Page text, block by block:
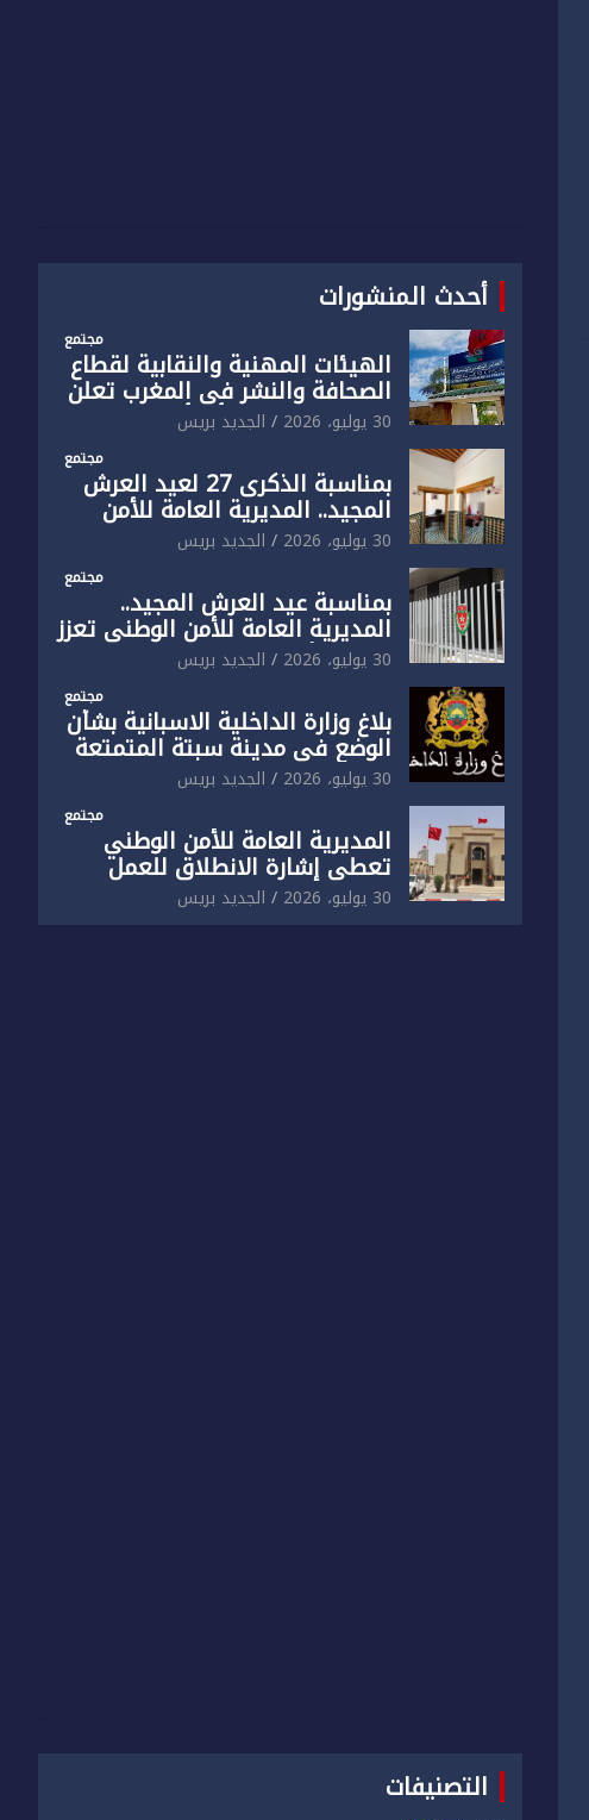
أحدث المنشورات
مجتمع
الهيئات المهنية والنقابية لقطاع
الصحافة والنشر في المغرب تعلن
رفضها القاطع لـ”أي أجندة انتخابية
مُعدة على مقاس سياسي
ومصلحي ضيق”
30 يوليو، 2026 الجديد بريس
مجتمع
بمناسبة الذكرى 27 لعيد العرش
المجيد.. المديرية العامة للأمن
الوطني تفتتح المقر الجديد لفرقة
الشرطة السياحية بفاس
30 يوليو، 2026 الجديد بريس
مجتمع
بمناسبة عيد العرش المجيد..
المديرية العامة للأمن الوطني تعزز
البنية الأمنية بالناظور بإحداث
فرقتين جديدتين
30 يوليو، 2026 الجديد بريس
مجتمع
بلاغ وزارة الداخلية الاسبانية بشأن
الوضع في مدينة سبتة المتمتعة
بالحكم الذاتي
30 يوليو، 2026 الجديد بريس
مجتمع
المديرية العامة للأمن الوطني
تعطي إشارة الانطلاق للعمل
بالمقر الجديد للدائرة الثالثة
للشرطة بولاية أمن العيون
30 يوليو، 2026 الجديد بريس
التصنيفات